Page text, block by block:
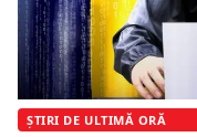
ȘTIRI DE ULTIMĂ ORĂ